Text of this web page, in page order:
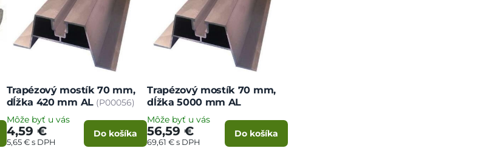
Trapézový mostík 70 mm,
dĺžka 420 mm AL (P00056)
Môže byť u vás
4,59 €
5,65 €s DPH
Do košíka
Trapézový mostík 70 mm,
dĺžka 5000 mm AL
Môže byť u vás
56,59 €
69,61 €s DPH
Do košíka